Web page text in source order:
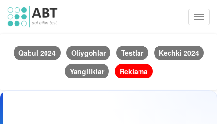
Qabul 2024 Oliygohlar Testlar
Kechki 2024
Yangiliklar
Reklama